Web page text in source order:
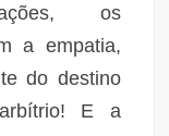
os
a empatia,
do destino
E a